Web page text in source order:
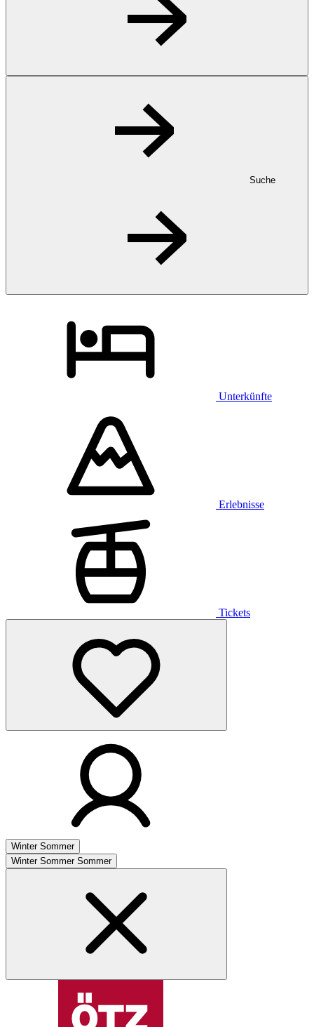
Suche
Unterkünfte
Erlebnisse
Tickets
Winter Sommer
Winter Sommer Sommer